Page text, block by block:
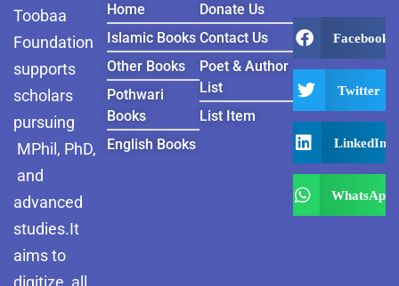
Toobaa
Foundation
supports
scholars
pursuing
MPhil, PhD,
and
advanced
studies.It
aims to
digitize all
Home
Islamic Books
Other Books
Pothwari
Books
English Books
Donate Us
Contact Us
Poet & Author
List
List Item
Facebook
Twitter
LinkedIn
WhatsApp